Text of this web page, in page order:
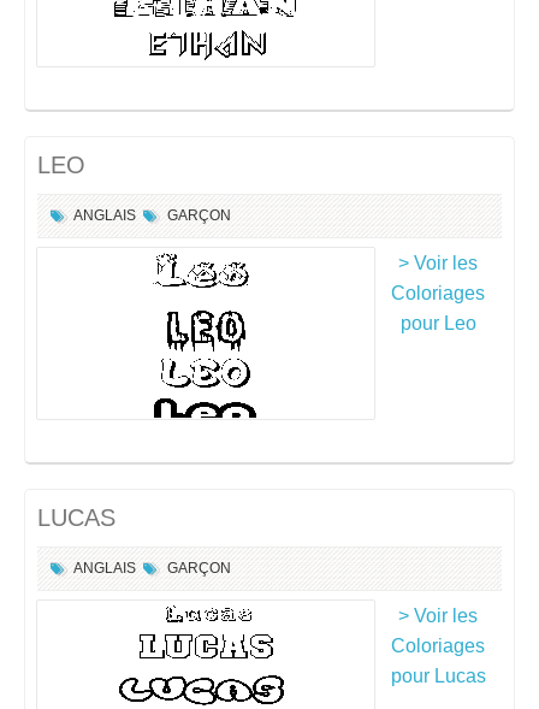
LEO
ANGLAIS GARÇON
> Voir les
Coloriages
pour Leo
LUCAS
ANGLAIS GARÇON
> Voir les
Coloriages
pour Lucas